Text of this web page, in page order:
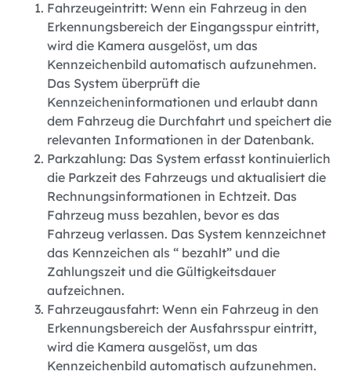
Fahrzeugeintritt: Wenn ein Fahrzeug in den
Erkennungsbereich der Eingangsspur eintritt,
wird die Kamera ausgelöst, um das
Kennzeichenbild automatisch aufzunehmen.
Das System überprüft die
Kennzeicheninformationen und erlaubt dann
dem Fahrzeug die Durchfahrt und speichert die
relevanten Informationen in der Datenbank.
Parkzahlung: Das System erfasst kontinuierlich
die Parkzeit des Fahrzeugs und aktualisiert die
Rechnungsinformationen in Echtzeit. Das
Fahrzeug muss bezahlen, bevor es das
Fahrzeug verlassen. Das System kennzeichnet
das Kennzeichen als “ bezahlt” und die
Zahlungszeit und die Gültigkeitsdauer
aufzeichnen.
Fahrzeugausfahrt: Wenn ein Fahrzeug in den
Erkennungsbereich der Ausfahrsspur eintritt,
wird die Kamera ausgelöst, um das
Kennzeichenbild automatisch aufzunehmen.